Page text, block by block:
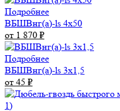
Подробнее
ВБШВнг(а)-ls 4x50
от 1 870 ₽
Подробнее
ВБШВнг(а)-ls 3х1,5
от 45 ₽